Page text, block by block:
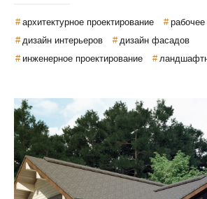
архитектурное проектирование
рабочее
дизайн интерьеров
дизайн фасадов
инженерное проектирование